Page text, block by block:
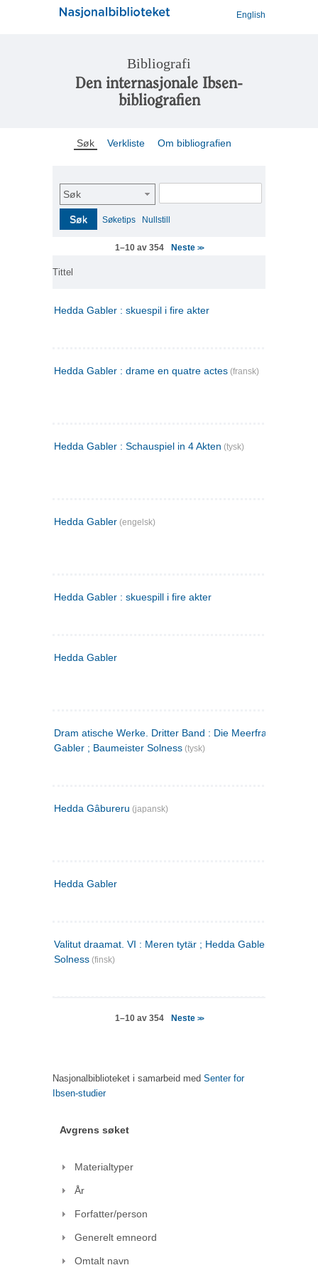
English
Bibliografi
Den internasjonale Ibsen-
bibliografien
Søk Verkliste Om bibliografien
Søk
Søk Søketips Nullstill
1–10 av 354 Neste >>
Tittel
Hedda Gabler : skuespil i fire akter
Hedda Gabler : drame en quatre actes (fransk)
Hedda Gabler : Schauspiel in 4 Akten (tysk)
Hedda Gabler (engelsk)
Hedda Gabler : skuespill i fire akter
Hedda Gabler
Dram atische Werke. Dritter Band : Die Meerfrau ; Hedda
Gabler ; Baumeister Solness (tysk)
Hedda Gâbureru (japansk)
Hedda Gabler
Valitut draamat. VI : Meren tytär ; Hedda Gabler ;
Solness (finsk)
1–10 av 354 Neste >>
Nasjonalbiblioteket i samarbeid med Senter for
Ibsen-studier
Avgrens søket
Materialtyper
År
Forfatter/person
Generelt emneord
Omtalt navn